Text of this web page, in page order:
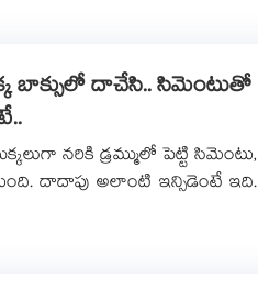
బాక్సులో దాచేసి.. సిమెంటుతో
నరికి డ్రమ్ములో పెట్టి సిమెంటు,
దాదాపు అలాంటి ఇన్సిడెంటే ఇది.